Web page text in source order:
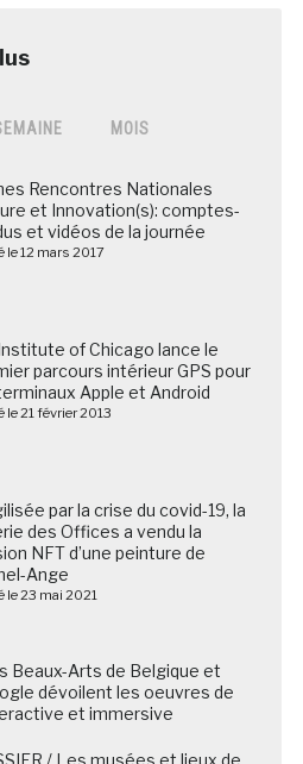
MOIS
Rencontres Nationales
et Innovation(s): comptes-
et vidéos de la journée
le 12 mars 2017
of Chicago lance le
parcours intérieur GPS pour
Apple et Android
le 21 février 2013
par la crise du covid-19, la
des Offices a vendu la
NFT d’une peinture de
Ange
le 23 mai 2021
Beaux-Arts de Belgique et
dévoilent les oeuvres de
et immersive
/ Les musées et lieux de